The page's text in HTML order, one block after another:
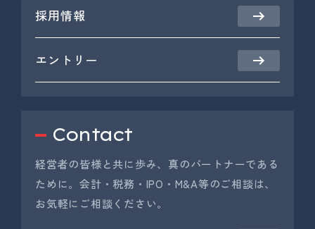
採用情報
エントリー
Contact
経営者の皆様と共に歩み、真のパートナーである
ために。会計・税務・IPO・M&A等のご相談は、
お気軽にご相談ください。